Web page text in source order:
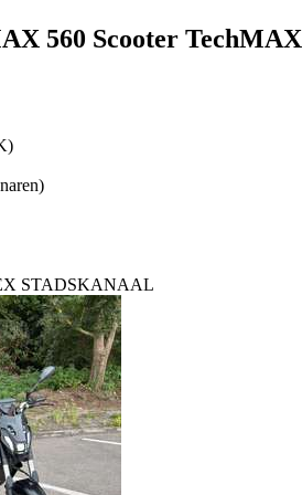
560 Scooter
STADSKANAAL